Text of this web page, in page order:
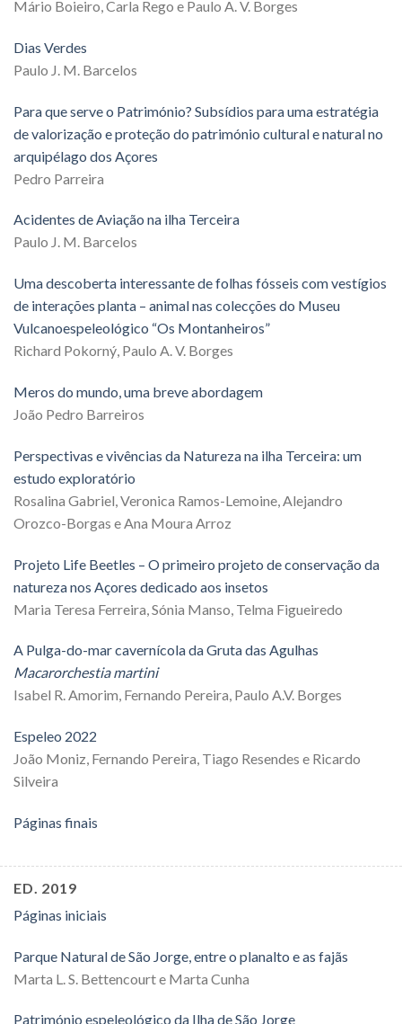
Mário Boieiro, Carla Rego e Paulo A. V. Borges
Dias Verdes
Paulo J. M. Barcelos
Para que serve o Património? Subsídios para uma estratégia
de valorização e proteção do património cultural e natural no
arquipélago dos Açores
Pedro Parreira
Acidentes de Aviação na ilha Terceira
Paulo J. M. Barcelos
Uma descoberta interessante de folhas fósseis com vestígios
de interações planta – animal nas colecções do Museu
Vulcanoespeleológico “Os Montanheiros”
Richard Pokorný, Paulo A. V. Borges
Meros do mundo, uma breve abordagem
João Pedro Barreiros
Perspectivas e vivências da Natureza na ilha Terceira: um
estudo exploratório
Rosalina Gabriel, Veronica Ramos-Lemoine, Alejandro
Orozco-Borgas e Ana Moura Arroz
Projeto Life Beetles – O primeiro projeto de conservação da
natureza nos Açores dedicado aos insetos
Maria Teresa Ferreira, Sónia Manso, Telma Figueiredo
A Pulga-do-mar cavernícola da Gruta das Agulhas
Macarorchestia martini
Isabel R. Amorim, Fernando Pereira, Paulo A.V. Borges
Espeleo 2022
João Moniz, Fernando Pereira, Tiago Resendes e Ricardo
Silveira
Páginas finais
ED. 2019
Páginas iniciais
Parque Natural de São Jorge, entre o planalto e as fajãs
Marta L. S. Bettencourt e Marta Cunha
Património espeleológico da Ilha de São Jorge